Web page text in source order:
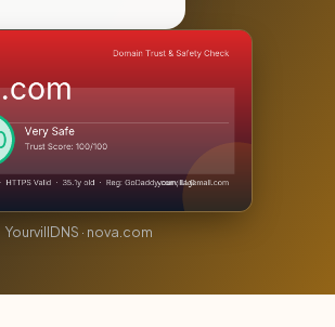
YourvillDNS · nova.com